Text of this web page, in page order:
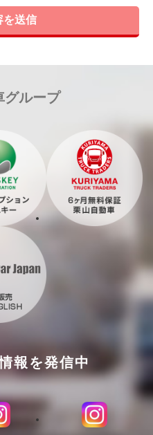
を送信
グループ
報を発信中